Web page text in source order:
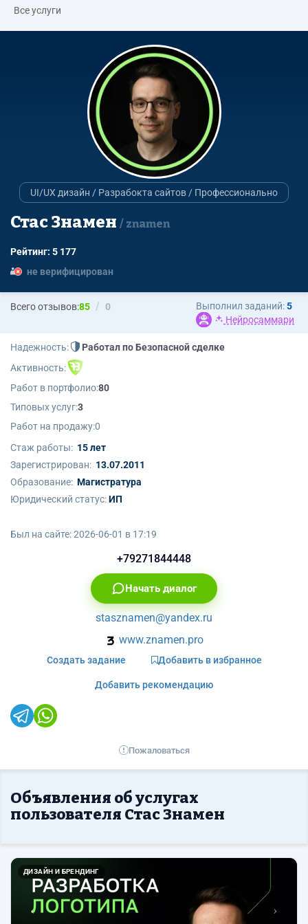
Все услуги
UI/UX дизайн / Разрабокта сайтов / Профессионально
Стас Знамен znamen
Рейтинг: 5 177
не верифицирован
Всего отзывов:85 0 Выполнил заданий:5
Нейросаммари
Надежность:
Работал по Безопасной сделке
Активность:
Работ в портфолио:80
Типовых услуг:3
Работ на продажу:0
Стаж работы: 15 лет
Зарегистрирован: 13.07.2011
Образование: Магистратура
Юридический статус:ИП
Был на сайте:2026-06-01 в 17:19
+79271844448
Начать диалог
stasznamen@yandex.ru
www.znamen.pro
Создать задание Добавить в избранное
Добавить рекомендацию
Пожаловаться
Объявления об услугах
пользователя Стас Знамен
ДИЗАЙН И БРЕНДИНГ
Назад